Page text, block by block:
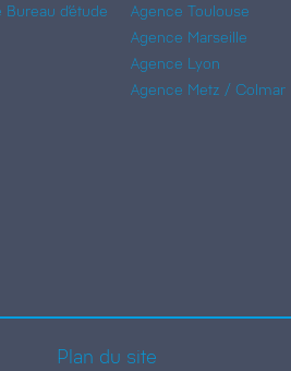
Bureau d’étude
Agence Toulouse
Agence Marseille
Agence Lyon
Agence Metz / Colmar
Plan du site